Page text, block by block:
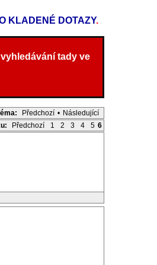
KLADENÉ DOTAZY.
tady ve
Předchozí • Následující
Předchozí 1 2 3 4 5 6